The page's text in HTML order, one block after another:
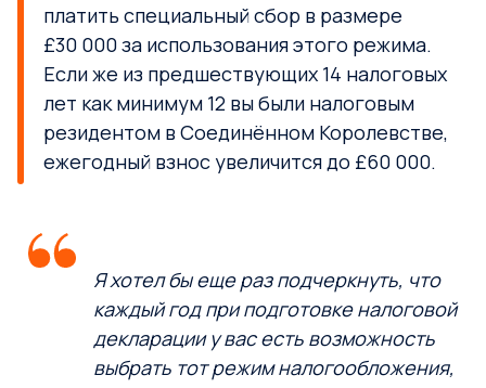
платить специальный сбор в размере
£30 000 за использования этого режима.
Если же из предшествующих 14 налоговых
лет как минимум 12 вы были налоговым
резидентом в Соединённом Королевстве,
ежегодный взнос увеличится до £60 000.
Я хотел бы еще раз подчеркнуть, что
каждый год при подготовке налоговой
декларации у вас есть возможность
выбрать тот режим налогообложения,